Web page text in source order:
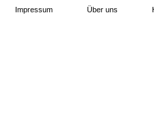
Impressum Über uns